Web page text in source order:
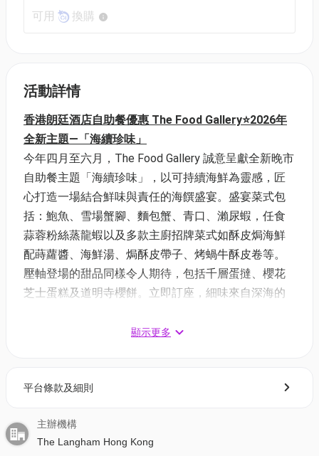
可用
換購
活動詳情
香港朗廷酒店自助餐優惠 The Food Gallery⭐2026年
全新主題—「海續珍味」
今年四月至六月，The Food Gallery 誠意呈獻全新晚市
自助餐主題「海續珍味」，以可持續海鮮為靈感，匠
心打造一場結合鮮味與責任的海饌盛宴。盛宴菜式包
括：鮑魚、雪場蟹腳、麵包蟹、青口、瀨尿蝦，任食
蒜蓉粉絲蒸龍蝦以及多款主廚招牌菜式如酥皮焗海鮮
配蒔蘿醬、海鮮湯、焗酥皮帶子、烤蝸牛酥皮卷等。
壓軸登場的甜品同樣令人期待，包括千層蛋撻、櫻花
芝士蛋糕及道明寺櫻餅。立即訂座，細味來自深海的
一
✅兌換日期：27/3/2026 至 30/4/2026
《自助午餐🦀任食長腳蟹｜青口｜烤牛肉》
顯示更多
平台條款及細則
主辦機構
The Langham Hong Kong